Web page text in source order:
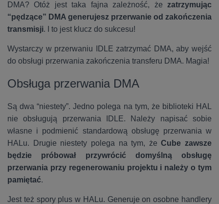
DMA? Otóż jest taka fajna zależność, że zatrzymując
“pędzące” DMA generujesz przerwanie od zakończenia
transmisji. I to jest klucz do sukcesu!
Wystarczy w przerwaniu IDLE zatrzymać DMA, aby wejść
do obsługi przerwania zakończenia transferu DMA. Magia!
Obsługa przerwania DMA
Są dwa “niestety”. Jedno polega na tym, że biblioteki HAL
nie obsługują przerwania IDLE. Należy napisać sobie
własne i podmienić standardową obsługę przerwania w
HALu. Drugie niestety polega na tym, żeCube zawsze
będzie próbował przywrócić domyślną obsługę
przerwania przy regenerowaniu projektu i należy o tym
pamiętać.
Jest też spory plus w HALu. Generuje on osobne handlery